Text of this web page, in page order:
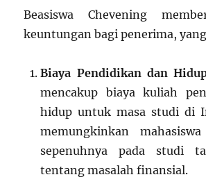
Beasiswa Chevening
keuntungan bagi penerima,
Biaya Pendidikan dan
mencakup biaya kuliah
hidup untuk masa studi di
memungkinkan
sepenuhnya pada studi
tentang masalah finansial.